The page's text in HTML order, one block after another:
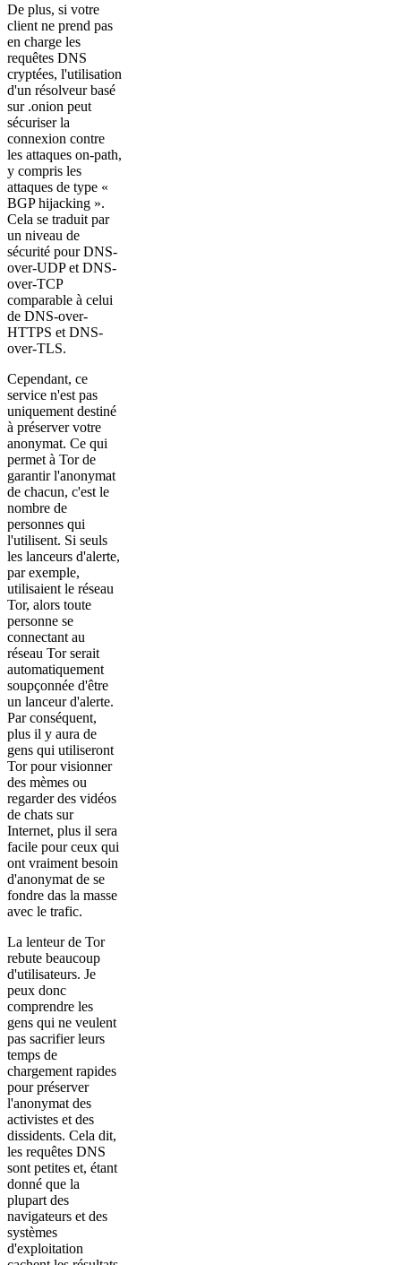
De plus, si votre
client ne prend pas
en charge les
requêtes DNS
cryptées, l'utilisation
d'un résolveur basé
sur .onion peut
sécuriser la
connexion contre
les attaques on-path,
y compris les
attaques de type «
BGP hijacking ».
Cela se traduit par
un niveau de
sécurité pour DNS-
over-UDP et DNS-
over-TCP
comparable à celui
de DNS-over-
HTTPS et DNS-
over-TLS.
Cependant, ce
service n'est pas
uniquement destiné
à préserver votre
anonymat. Ce qui
permet à Tor de
garantir l'anonymat
de chacun, c'est le
nombre de
personnes qui
l'utilisent. Si seuls
les lanceurs d'alerte,
par exemple,
utilisaient le réseau
Tor, alors toute
personne se
connectant au
réseau Tor serait
automatiquement
soupçonnée d'être
un lanceur d'alerte.
Par conséquent,
plus il y aura de
gens qui utiliseront
Tor pour visionner
des mèmes ou
regarder des vidéos
de chats sur
Internet, plus il sera
facile pour ceux qui
ont vraiment besoin
d'anonymat de se
fondre das la masse
avec le trafic.
La lenteur de Tor
rebute beaucoup
d'utilisateurs. Je
peux donc
comprendre les
gens qui ne veulent
pas sacrifier leurs
temps de
chargement rapides
pour préserver
l'anonymat des
activistes et des
dissidents. Cela dit,
les requêtes DNS
sont petites et, étant
donné que la
plupart des
navigateurs et des
systèmes
d'exploitation